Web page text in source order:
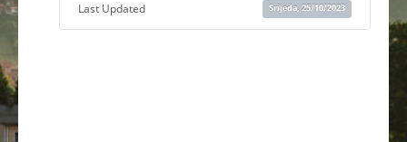
Last Updated Srijeda, 25/10/2023